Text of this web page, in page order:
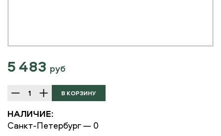
5 483 руб
НАЛИЧИЕ:
Санкт-Петербург — 0